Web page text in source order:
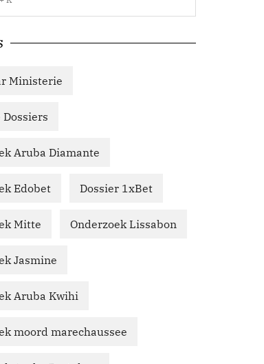
Ministerie
Aruba Diamante
Edobet Dossier 1xBet
Mitte Onderzoek Lissabon
Jasmine
Aruba Kwihi
moord marechaussee